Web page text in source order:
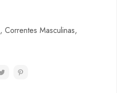
, Correntes Masculinas,